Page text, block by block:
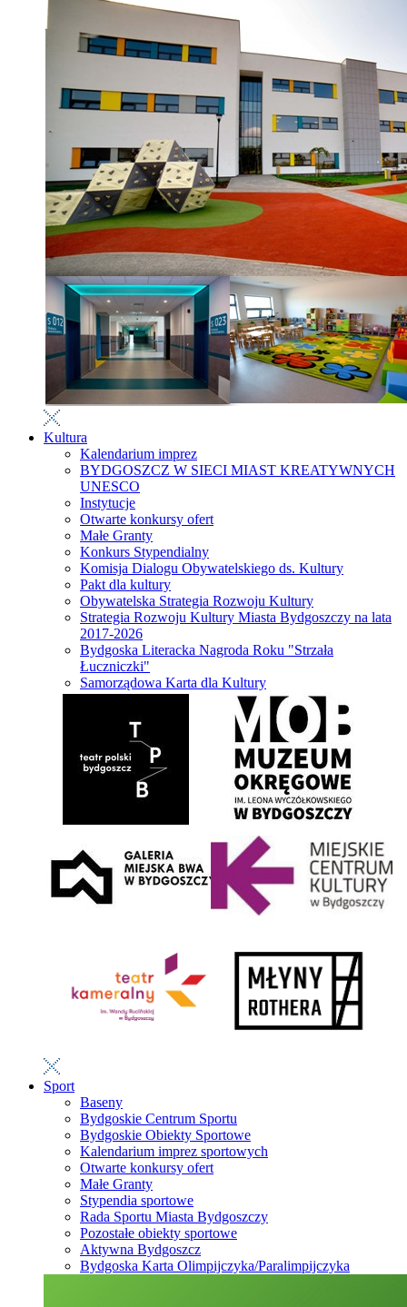
Kultura
Kalendarium imprez
BYDGOSZCZ W SIECI MIAST KREATYWNYCH
UNESCO
Instytucje
Otwarte konkursy ofert
Małe Granty
Konkurs Stypendialny
Komisja Dialogu Obywatelskiego ds. Kultury
Pakt dla kultury
Obywatelska Strategia Rozwoju Kultury
Strategia Rozwoju Kultury Miasta Bydgoszczy na lata
2017-2026
Bydgoska Literacka Nagroda Roku "Strzała
Łuczniczki"
Samorządowa Karta dla Kultury
Sport
Baseny
Bydgoskie Centrum Sportu
Bydgoskie Obiekty Sportowe
Kalendarium imprez sportowych
Otwarte konkursy ofert
Małe Granty
Stypendia sportowe
Rada Sportu Miasta Bydgoszczy
Pozostałe obiekty sportowe
Aktywna Bydgoszcz
Bydgoska Karta Olimpijczyka/Paralimpijczyka